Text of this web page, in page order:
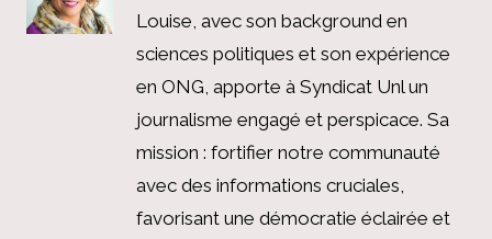
Louise, avec son background en
sciences politiques et son expérience
en ONG, apporte à Syndicat Unl un
journalisme engagé et perspicace. Sa
mission : fortifier notre communauté
avec des informations cruciales,
favorisant une démocratie éclairée et